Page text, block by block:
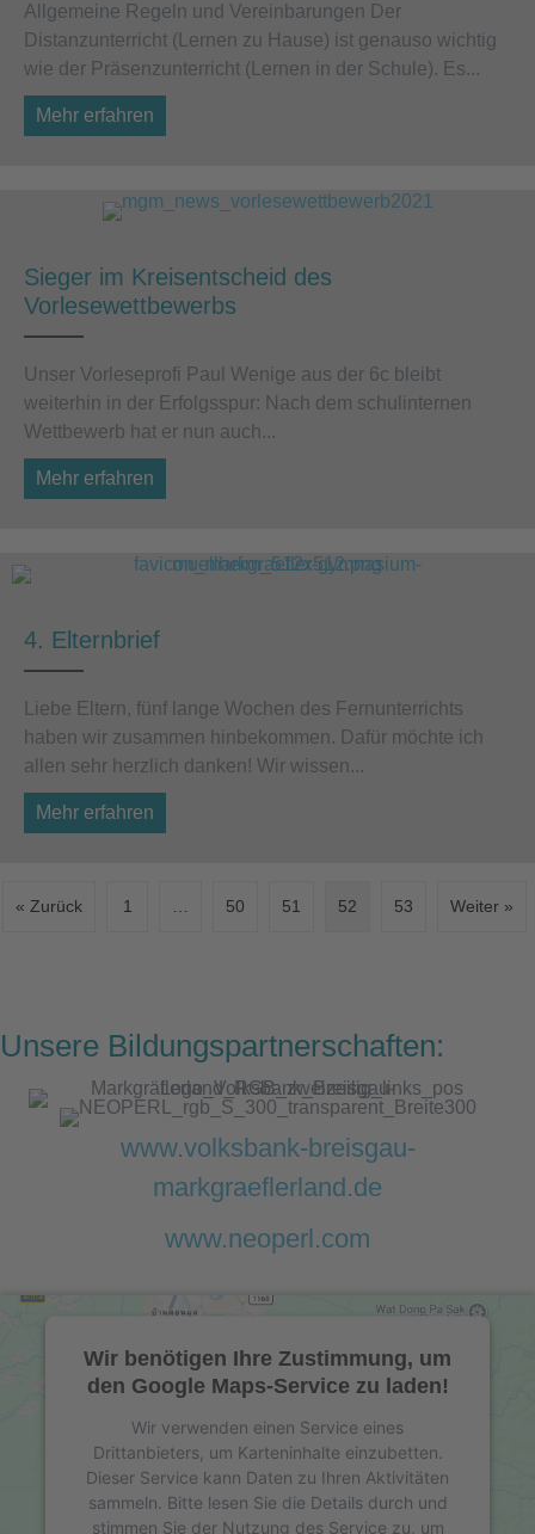
Allgemeine Regeln und Vereinbarungen Der
Distanzunterricht (Lernen zu Hause) ist genauso wichtig
wie der Präsenzunterricht (Lernen in der Schule). Es...
Mehr erfahren
Sieger im Kreisentscheid des
Vorlesewettbewerbs
Unser Vorleseprofi Paul Wenige aus der 6c bleibt
weiterhin in der Erfolgsspur: Nach dem schulinternen
Wettbewerb hat er nun auch...
Mehr erfahren
4. Elternbrief
Liebe Eltern, fünf lange Wochen des Fernunterrichts
haben wir zusammen hinbekommen. Dafür möchte ich
allen sehr herzlich danken! Wir wissen...
Mehr erfahren
« Zurück 1 … 50 51 52 53 Weiter »
Unsere Bildungspartnerschaften:
www.volksbank-breisgau-
markgraeflerland.de
www.neoperl.com
Wir benötigen Ihre Zustimmung, um
den Google Maps-Service zu laden!
Wir verwenden einen Service eines
Drittanbieters, um Karteninhalte einzubetten.
Dieser Service kann Daten zu Ihren Aktivitäten
sammeln. Bitte lesen Sie die Details durch und
stimmen Sie der Nutzung des Service zu, um